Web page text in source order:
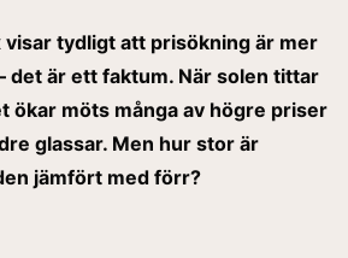
visar tydligt att prisökning är mer
det är ett faktum. När solen tittar
ökar möts många av högre priser
glassar. Men hur stor är
jämfört med förr?